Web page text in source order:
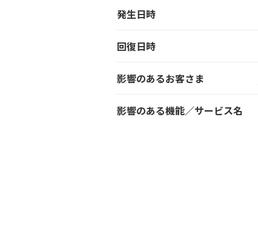
発生日時
回復日時
影響のあるお客さま
影響のある機能／サービス名